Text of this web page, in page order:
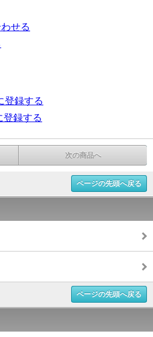
せる
登録する
登録する
次の商品へ
ページの先頭へ戻る
ページの先頭へ戻る